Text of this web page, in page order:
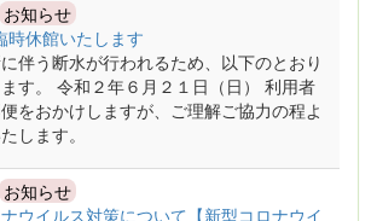
お知らせ
時休館いたします
伴う断水が行われるため、以下のとおり
す。 令和２年６月２１日（日） 利用者
をおかけしますが、ご理解ご協力の程よ
します。
お知らせ
ウイルス対策について【新型コロナウイ